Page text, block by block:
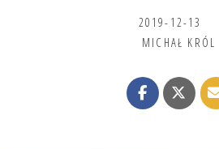
2019-12-13
MICHAŁ KRÓL